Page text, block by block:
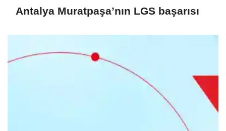
Antalya Muratpaşa’nın LGS başarısı